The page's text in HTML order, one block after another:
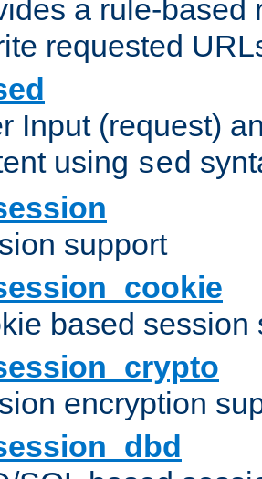
a rule-based
requested
Input (request)
using sed
support
based session
encryption